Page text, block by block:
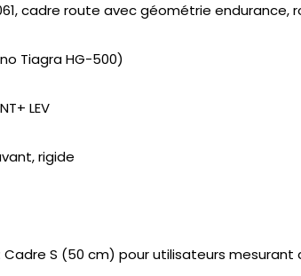
cadre route avec géométrie endurance,
Tiagra HG-500)
LEV
rigide
S (50 cm) pour utilisateurs